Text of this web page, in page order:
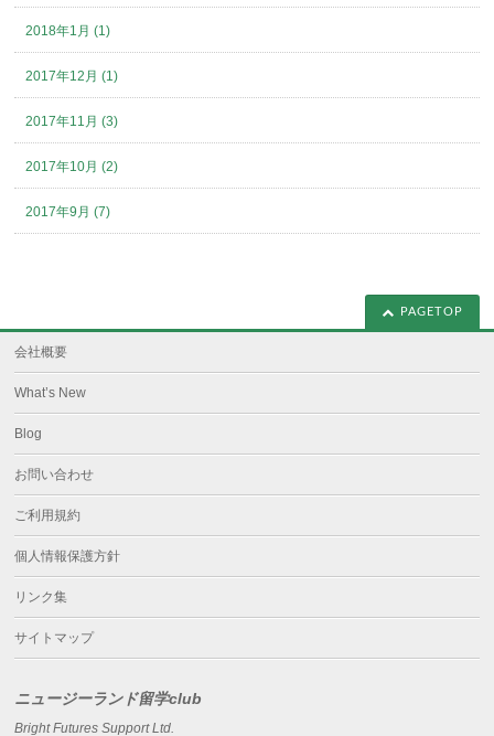
2018年1月 (1)
2017年12月 (1)
2017年11月 (3)
2017年10月 (2)
2017年9月 (7)
PAGETOP
会社概要
What’s New
Blog
お問い合わせ
ご利用規約
個人情報保護方針
リンク集
サイトマップ
ニュージーランド留学club
Bright Futures Support Ltd.